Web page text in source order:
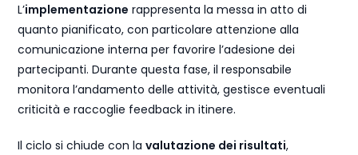
L’implementazione rappresenta la messa in atto di
quanto pianificato, con particolare attenzione alla
comunicazione interna per favorire l’adesione dei
partecipanti. Durante questa fase, il responsabile
monitora l’andamento delle attività, gestisce eventuali
criticità e raccoglie feedback in itinere.
Il ciclo si chiude con lavalutazione dei risultati,